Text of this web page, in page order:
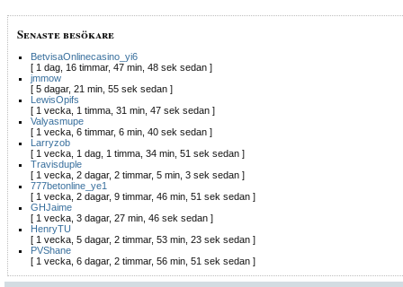
Senaste besökare
BetvisaOnlinecasino_yi6
[ 1 dag, 16 timmar, 47 min, 48 sek sedan ]
jmmow
[ 5 dagar, 21 min, 55 sek sedan ]
LewisOpifs
[ 1 vecka, 1 timma, 31 min, 47 sek sedan ]
Valyasmupe
[ 1 vecka, 6 timmar, 6 min, 40 sek sedan ]
Larryzob
[ 1 vecka, 1 dag, 1 timma, 34 min, 51 sek sedan ]
Travisduple
[ 1 vecka, 2 dagar, 2 timmar, 5 min, 3 sek sedan ]
777betonline_ye1
[ 1 vecka, 2 dagar, 9 timmar, 46 min, 51 sek sedan ]
GHJaime
[ 1 vecka, 3 dagar, 27 min, 46 sek sedan ]
HenryTU
[ 1 vecka, 5 dagar, 2 timmar, 53 min, 23 sek sedan ]
PVShane
[ 1 vecka, 6 dagar, 2 timmar, 56 min, 51 sek sedan ]